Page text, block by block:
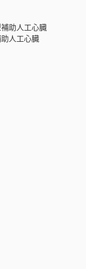
助人工心臓
人工心臓